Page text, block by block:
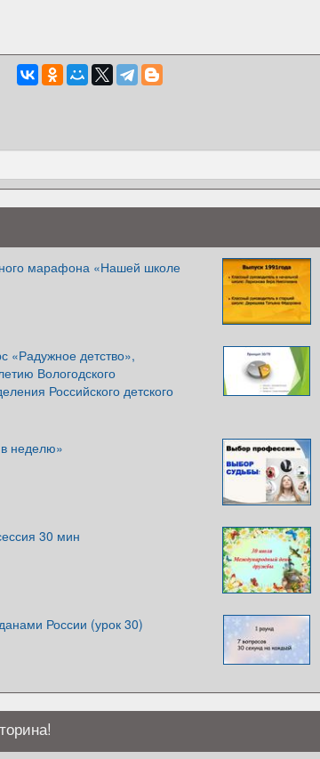
марафона «Нашей школе
«Радужное детство»,
Вологодского
Российского детского
неделю»
30 мин
России (урок 30)